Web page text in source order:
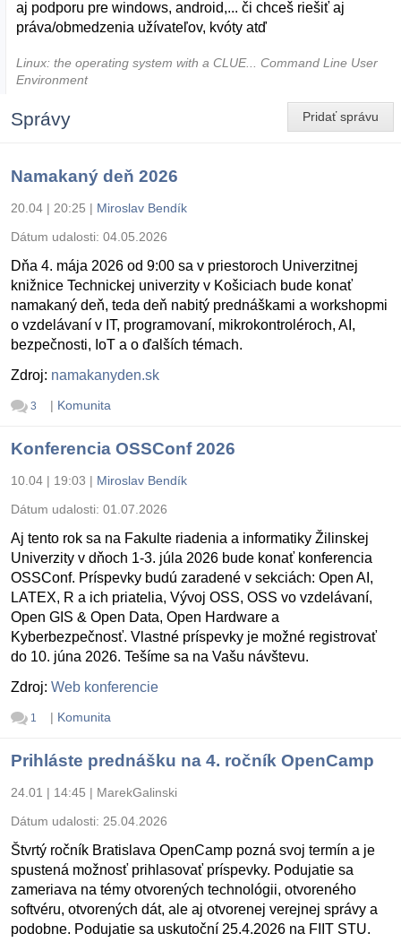
aj podporu pre windows, android,... či chceš riešiť aj
práva/obmedzenia užívateľov, kvóty atď
Linux: the operating system with a CLUE... Command Line User
Environment
Pridať správu
Správy
Namakaný deň 2026
20.04 | 20:25 | Miroslav Bendík
Dátum udalosti: 04.05.2026
Dňa 4. mája 2026 od 9:00 sa v priestoroch Univerzitnej
knižnice Technickej univerzity v Košiciach bude konať
namakaný deň, teda deň nabitý prednáškami a workshopmi
o vzdelávaní v IT, programovaní, mikrokontroléroch, AI,
bezpečnosti, IoT a o ďalších témach.
Zdroj: namakanyden.sk
3 | Komunita
Konferencia OSSConf 2026
10.04 | 19:03 | Miroslav Bendík
Dátum udalosti: 01.07.2026
Aj tento rok sa na Fakulte riadenia a informatiky Žilinskej
Univerzity v dňoch 1-3. júla 2026 bude konať konferencia
OSSConf. Príspevky budú zaradené v sekciách: Open AI,
LATEX, R a ich priatelia, Vývoj OSS, OSS vo vzdelávaní,
Open GIS & Open Data, Open Hardware a
Kyberbezpečnosť. Vlastné príspevky je možné registrovať
do 10. júna 2026. Tešíme sa na Vašu návštevu.
Zdroj: Web konferencie
1 | Komunita
Prihláste prednášku na 4. ročník OpenCamp
24.01 | 14:45 | MarekGalinski
Dátum udalosti: 25.04.2026
Štvrtý ročník Bratislava OpenCamp pozná svoj termín a je
spustená možnosť prihlasovať príspevky. Podujatie sa
zameriava na témy otvorených technológii, otvoreného
softvéru, otvorených dát, ale aj otvorenej verejnej správy a
podobne. Podujatie sa uskutoční 25.4.2026 na FIIT STU.